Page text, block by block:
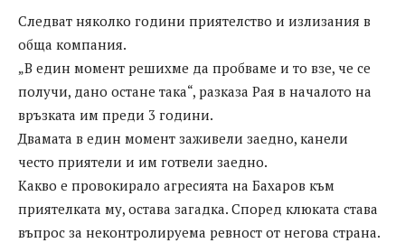
Следват няколко години приятелство и излизания в
обща компания.
„В един момент решихме да пробваме и то взе, че се
получи, дано остане така“, разказа Рая в началото на
връзката им преди 3 години.
Двамата в един момент заживели заедно, канели
често приятели и им готвели заедно.
Какво е провокирало агресията на Бахаров към
приятелката му, остава загадка. Според клюката става
въпрос за неконтролируема ревност от негова страна.